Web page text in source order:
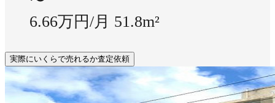
6.66万円/月 51.8m²
実際にいくらで売れるか査定依頼